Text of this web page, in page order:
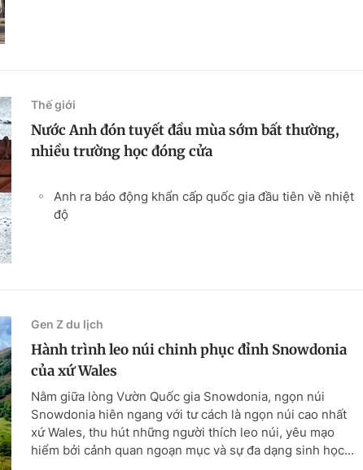
Thế giới
Nước Anh đón tuyết đầu mùa sớm bất thường,
nhiều trường học đóng cửa
Anh ra báo động khẩn cấp quốc gia đầu tiên về nhiệt
độ
Gen Z du lịch
Hành trình leo núi chinh phục đỉnh Snowdonia
của xứ Wales
Nằm giữa lòng Vườn Quốc gia Snowdonia, ngọn núi
Snowdonia hiên ngang với tư cách là ngọn núi cao nhất
xứ Wales, thu hút những người thích leo núi, yêu mạo
hiểm bởi cảnh quan ngoạn mục và sự đa dạng sinh học...